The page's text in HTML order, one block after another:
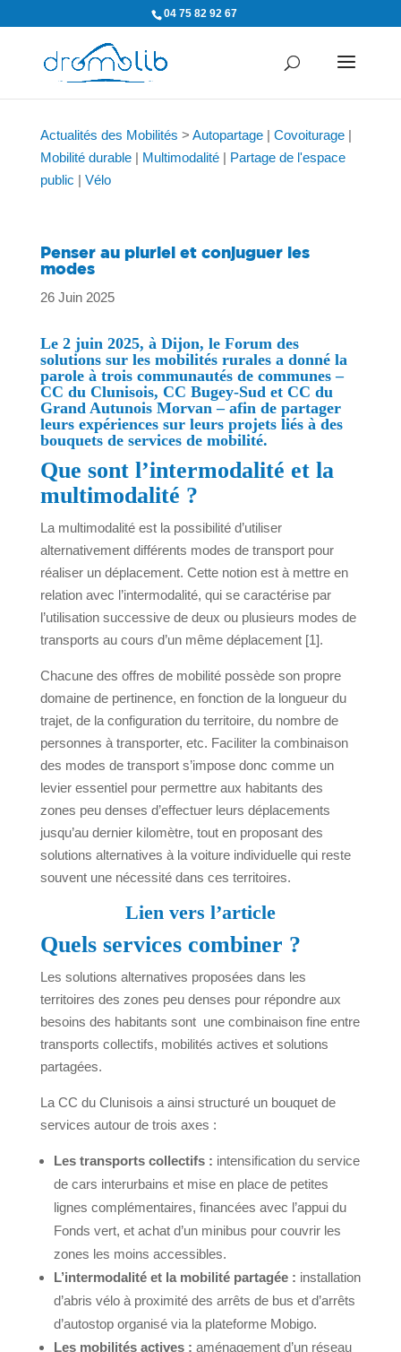
04 75 82 92 67
Actualités des Mobilités > Autopartage| Covoiturage|
Mobilité durable| Multimodalité| Partage de l'espace
public | Vélo
Penser au pluriel et conjuguer les
modes
26 Juin 2025
Le 2 juin 2025, à Dijon, le Forum des
solutions sur les mobilités rurales a donné la
parole à trois communautés de communes –
CC du Clunisois, CC Bugey-Sud et CC du
Grand Autunois Morvan – afin de partager
leurs expériences sur leurs projets liés à des
bouquets de services de mobilité.
Que sont l’intermodalité et la
multimodalité ?
La multimodalité est la possibilité d’utiliser
alternativement différents modes de transport pour
réaliser un déplacement. Cette notion est à mettre en
relation avec l’intermodalité, qui se caractérise par
l’utilisation successive de deux ou plusieurs modes de
transports au cours d’un même déplacement [1].
Chacune des offres de mobilité possède son propre
domaine de pertinence, en fonction de la longueur du
trajet, de la configuration du territoire, du nombre de
personnes à transporter, etc. Faciliter la combinaison
des modes de transport s’impose donc comme un
levier essentiel pour permettre aux habitants des
zones peu denses d’effectuer leurs déplacements
jusqu’au dernier kilomètre, tout en proposant des
solutions alternatives à la voiture individuelle qui reste
souvent une nécessité dans ces territoires.
Lien vers l’article
Quels services combiner ?
Les solutions alternatives proposées dans les
territoires des zones peu denses pour répondre aux
besoins des habitants sont une combinaison fine entre
transports collectifs, mobilités actives et solutions
partagées.
La CC du Clunisois a ainsi structuré un bouquet de
services autour de trois axes :
Les transports collectifs : intensification du service
de cars interurbains et mise en place de petites
lignes complémentaires, financées avec l’appui du
Fonds vert, et achat d’un minibus pour couvrir les
zones les moins accessibles.
L’intermodalité et la mobilité partagée : installation
d’abris vélo à proximité des arrêts de bus et d’arrêts
d’autostop organisé via la plateforme Mobigo.
Les mobilités actives : aménagement d’un réseau